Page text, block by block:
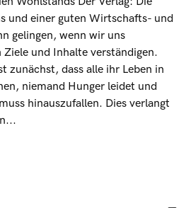
und einer guten Wirtschafts- und
gelingen, wenn wir uns
Ziele und Inhalte verständigen.
zunächst, dass alle ihr Leben in
niemand Hunger leidet und
hinauszufallen. Dies verlangt